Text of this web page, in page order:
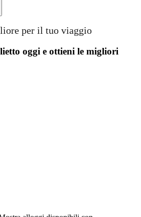
per il tuo viaggio
oggi e ottieni le migliori